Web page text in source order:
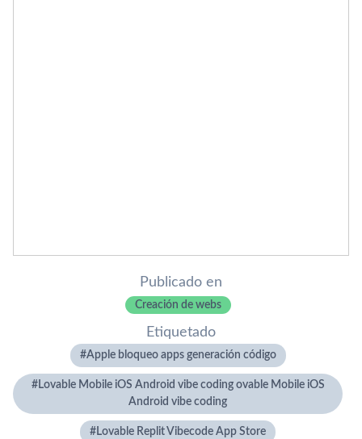
Publicado en
Creación de webs
Etiquetado
Apple bloqueo apps generación código
Lovable Mobile iOS Android vibe coding ovable Mobile iOS
Android vibe coding
Lovable Replit Vibecode App Store